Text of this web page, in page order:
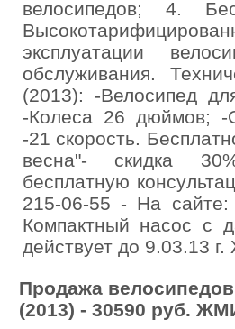
велосипедов; 4.
эксплуатации
обслуживания.
(2013): -Велосипед
-Колеса 26 дюймов; -
-21 скорость.
весна"- скидка
бесплатную
215-06-55 - На сайте:
Компактный насос с
действует до 9.03.13
Продажа
(2013) - 30590 руб.